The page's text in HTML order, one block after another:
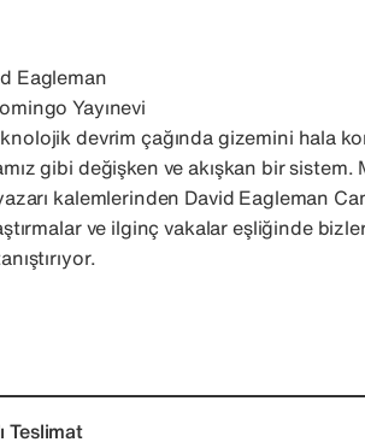
Eagleman
Yayınevi
devrim çağında gizemini hala
gibi değişken ve akışkan bir sistem.
kalemlerinden David Eagleman
ve ilginç vakalar eşliğinde
Teslimat